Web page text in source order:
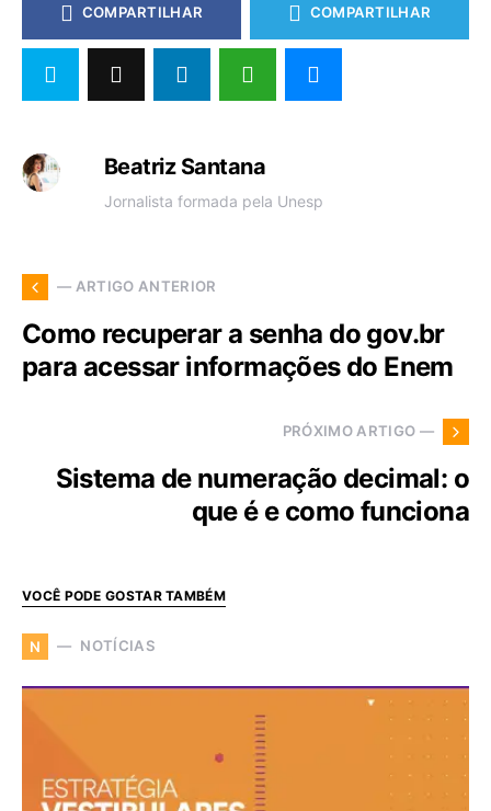
COMPARTILHAR COMPARTILHAR
Beatriz Santana
Jornalista formada pela Unesp
— ARTIGO ANTERIOR
Como recuperar a senha do gov.br
para acessar informações do Enem
PRÓXIMO ARTIGO —
Sistema de numeração decimal: o
que é e como funciona
VOCÊ PODE GOSTAR TAMBÉM
N NOTÍCIAS